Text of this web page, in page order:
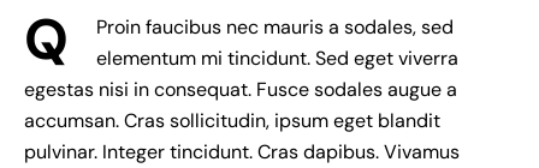
Q
Proin faucibus nec mauris a sodales, sed
elementum mi tincidunt. Sed eget viverra
egestas nisi in consequat. Fusce sodales augue a
accumsan. Cras sollicitudin, ipsum eget blandit
pulvinar. Integer tincidunt. Cras dapibus. Vivamus